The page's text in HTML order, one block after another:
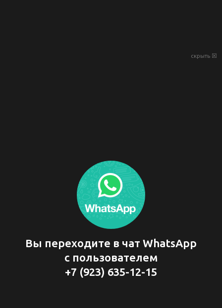
скрыть ☒
Вы переходите в чат WhatsApp
с пользователем
+7 (923) 635-12-15